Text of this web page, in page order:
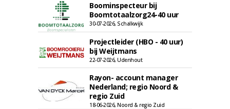
Boominspecteur bij
Boomtotaalzorg24-40 uur
30-07-2026, Schalkwijk
Projectleider (HBO - 40 uur)
bij Weijtmans
22-07-2026, Udenhout
Rayon- account manager
Nederland; regio Noord &
regio Zuid
18-06-2026, Noord & regio Zuid